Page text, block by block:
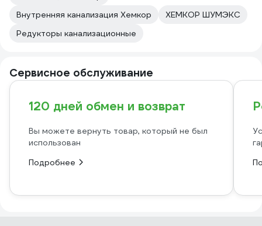
Внутренняя канализация Хемкор
ХЕМКОР ШУМЭКС
Редукторы канализационные
Сервисное обслуживание
120 дней обмен и возврат
Вы можете вернуть товар, который не был
использован
Подробнее